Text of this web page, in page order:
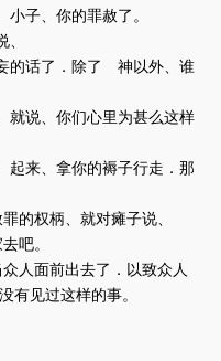
子、你的罪赦了。
的话了．除了 神以外、谁
就说、你们心里为甚么这样
起来、拿你的褥子行走．那
的权柄、就对瘫子说、
吧。
人面前出去了．以致众人
见过这样的事。